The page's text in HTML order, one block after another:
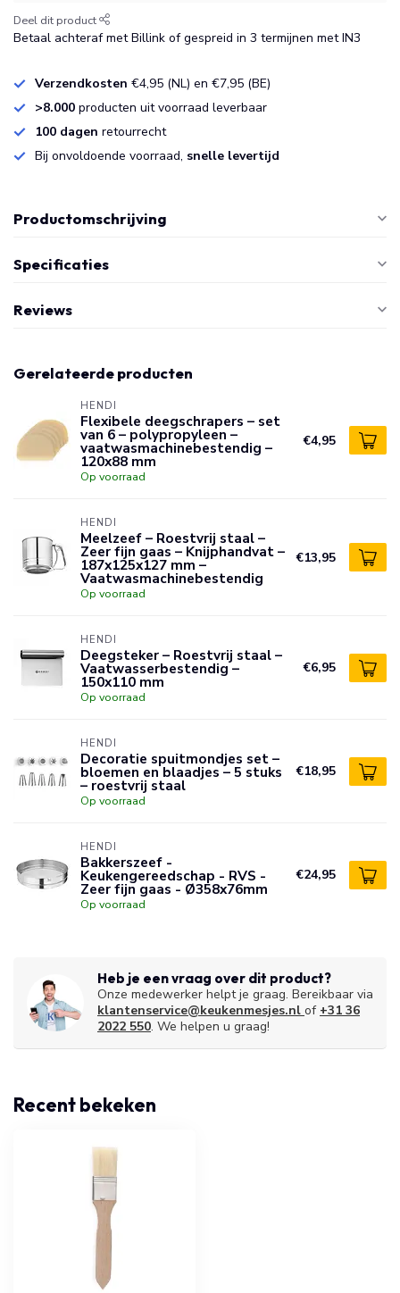
Deel dit product
Betaal achteraf met Billink of gespreid in 3 termijnen met IN3
Verzendkosten €4,95 (NL) en €7,95 (BE)
>8.000 producten uit voorraad leverbaar
100 dagen retourrecht
Bij onvoldoende voorraad, snelle levertijd
Productomschrijving
Specificaties
Reviews
Gerelateerde producten
HENDI
Flexibele deegschrapers – set
van 6 – polypropyleen –
vaatwasmachinebestendig –
120x88 mm
Op voorraad
€4,95
HENDI
Meelzeef – Roestvrij staal –
Zeer fijn gaas – Knijphandvat –
187x125x127 mm –
Vaatwasmachinebestendig
Op voorraad
€13,95
HENDI
Deegsteker – Roestvrij staal –
Vaatwasserbestendig –
150x110 mm
Op voorraad
€6,95
HENDI
Decoratie spuitmondjes set –
bloemen en blaadjes – 5 stuks
– roestvrij staal
Op voorraad
€18,95
HENDI
Bakkerszeef -
Keukengereedschap - RVS -
Zeer fijn gaas - Ø358x76mm
Op voorraad
€24,95
Heb je een vraag over dit product?
Onze medewerker helpt je graag. Bereikbaar via
klantenservice@keukenmesjes.nl of +31 36
2022 550. We helpen u graag!
Recent bekeken